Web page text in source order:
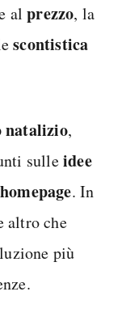
alprezzo, la
scontistica
natalizio,
sulleidee
homepage. In
altro che
più